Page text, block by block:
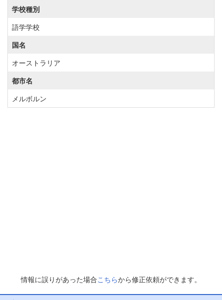
学校種別
語学学校
国名
オーストラリア
都市名
メルボルン
情報に誤りがあった場合こちらから修正依頼ができます。